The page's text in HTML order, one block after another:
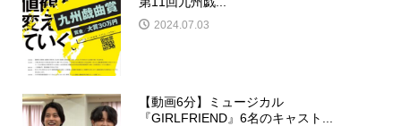
2024.07.03
【動画6分】ミュージカル
『GIRLFRIEND』6名のキャスト...